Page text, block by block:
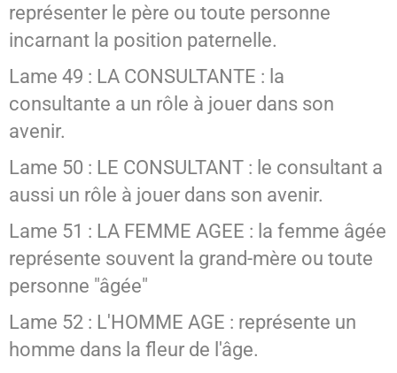
représenter le père ou toute personne
incarnant la position paternelle.
Lame 49 : LA CONSULTANTE : la
consultante a un rôle à jouer dans son
avenir.
Lame 50 : LE CONSULTANT : le consultant a
aussi un rôle à jouer dans son avenir.
Lame 51 : LA FEMME AGEE : la femme âgée
représente souvent la grand-mère ou toute
personne "âgée"
Lame 52 : L'HOMME AGE : représente un
homme dans la fleur de l'âge.